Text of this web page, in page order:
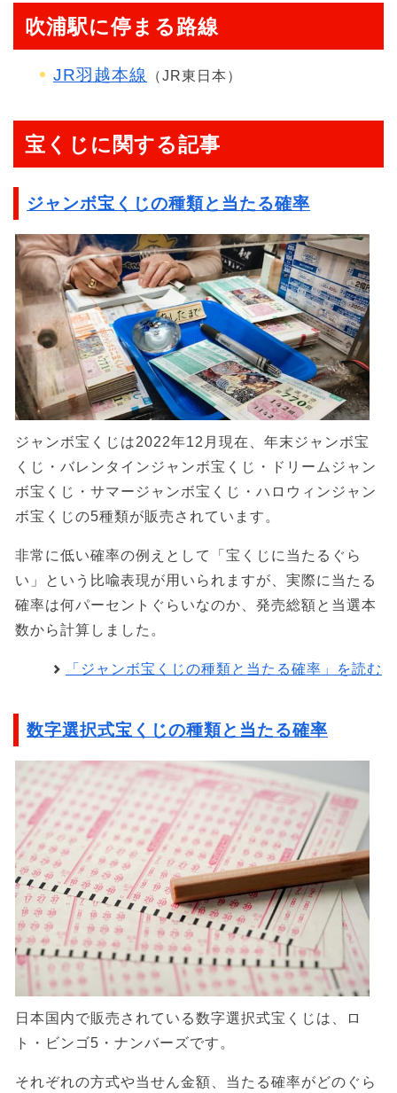
吹浦駅に停まる路線
JR羽越本線 （JR東日本）
宝くじに関する記事
ジャンボ宝くじの種類と当たる確率
ジャンボ宝くじは2022年12月現在、年末ジャンボ宝
くじ・バレンタインジャンボ宝くじ・ドリームジャン
ボ宝くじ・サマージャンボ宝くじ・ハロウィンジャン
ボ宝くじの5種類が販売されています。
非常に低い確率の例えとして「宝くじに当たるぐら
い」という比喩表現が用いられますが、実際に当たる
確率は何パーセントぐらいなのか、発売総額と当選本
数から計算しました。
「ジャンボ宝くじの種類と当たる確率」を読む
数字選択式宝くじの種類と当たる確率
日本国内で販売されている数字選択式宝くじは、ロ
ト・ビンゴ5・ナンバーズです。
それぞれの方式や当せん金額、当たる確率がどのぐら